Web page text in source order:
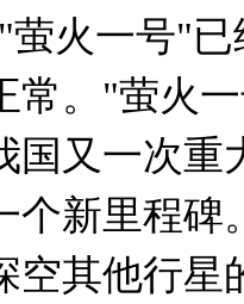
一号"已
常。"萤火
国又一次
个新里程
空其他行